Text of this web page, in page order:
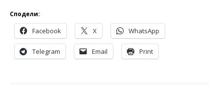
Сподели:
Facebook X WhatsApp
Telegram Email Print